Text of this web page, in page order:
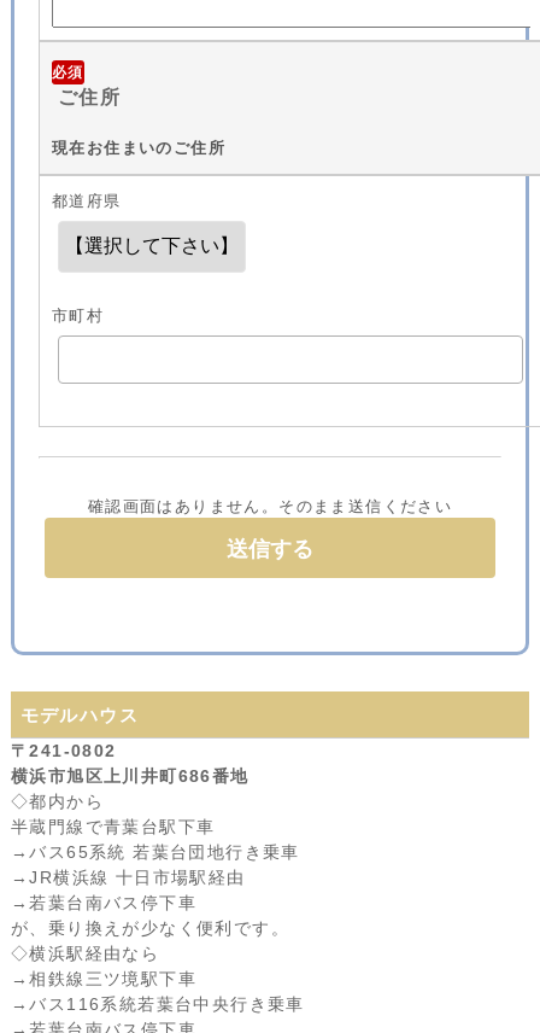
必須
ご住所
現在お住まいのご住所
都道府県
市町村
確認画面はありません。そのまま送信ください
モデルハウス
〒241-0802
横浜市旭区上川井町686番地
◇都内から
半蔵門線で青葉台駅下車
→バス65系統 若葉台団地行き乗車
→JR横浜線 十日市場駅経由
→若葉台南バス停下車
が、乗り換えが少なく便利です。
◇横浜駅経由なら
→相鉄線三ツ境駅下車
→バス116系統若葉台中央行き乗車